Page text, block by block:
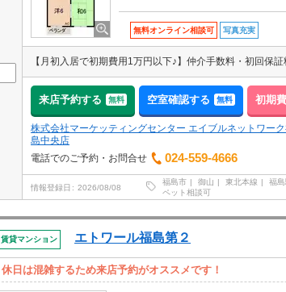
無料オンライン相談可 写真充実
来店予約する 無料 空室確認する 無料 初期
株式会社マーケッティングセンター エイブルネットワー
島中央店
電話でのご予約・お問合せ
024-559-4666
情報登録日 2026/08/08
福島市 御山 東北本線 福島
ペット相談可
賃貸マンション エトワール福島第２
休日は混雑するため来店予約がオススメです！